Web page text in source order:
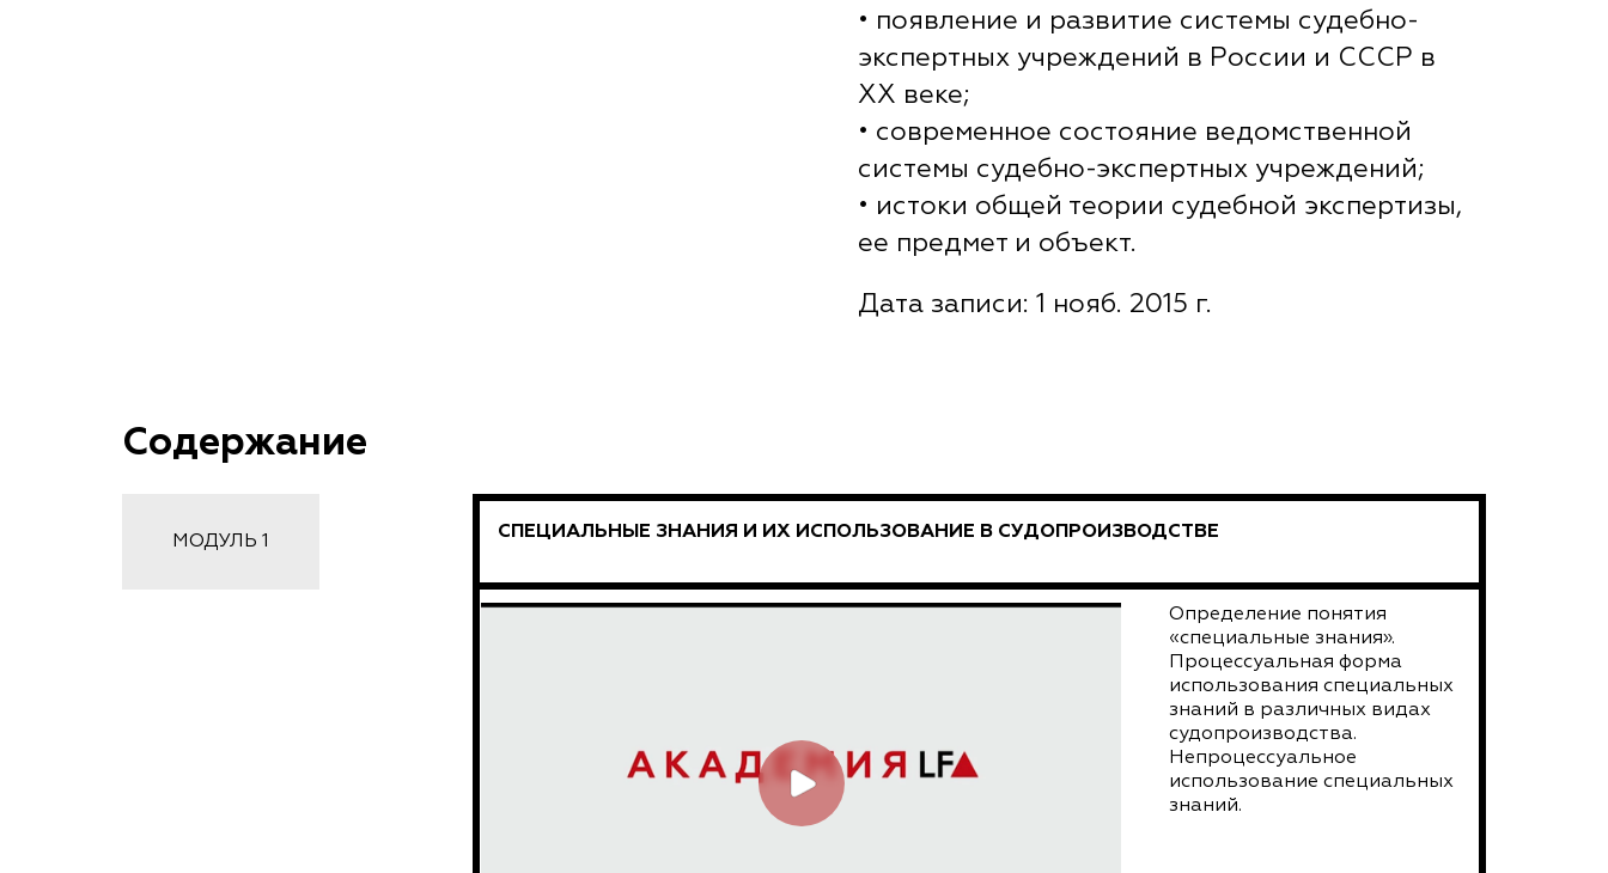
• появление и развитие системы судебно-
экспертных учреждений в России и СССР в
XX веке;
• современное состояние ведомственной
системы судебно-экспертных учреждений;
• истоки общей теории судебной экспертизы,
ее предмет и объект.
Дата записи: 1 нояб. 2015 г.
Содержание
МОДУЛЬ 1 СПЕЦИАЛЬНЫЕ ЗНАНИЯ И ИХ ИСПОЛЬЗОВАНИЕ В СУДОПРОИЗВОДСТВЕ
Определение понятия
«специальные знания».
Процессуальная форма
использования специальных
знаний в различных видах
судопроизводства.
Непроцессуальное
использование специальных
знаний.